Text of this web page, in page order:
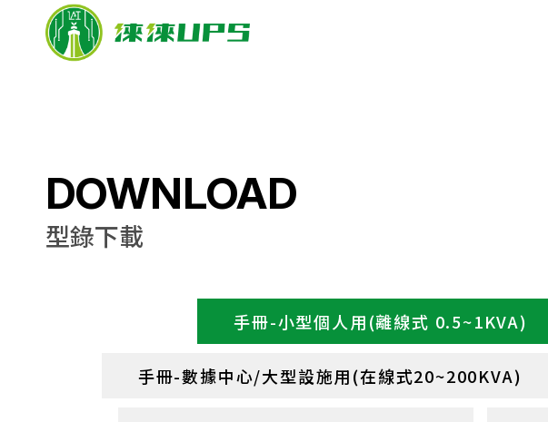
DOWNLOAD
型錄下載
手冊-小型個人用(離線式 0.5~1KVA)
手冊-數據中心/大型設施用(在線式20~200KVA)